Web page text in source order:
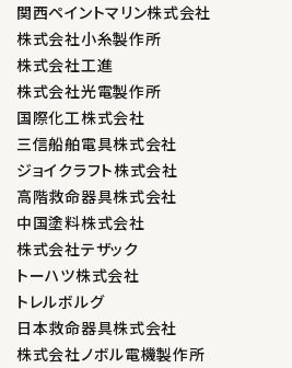
関西ペイントマリン株式会社
株式会社小糸製作所
株式会社工進
株式会社光電製作所
国際化工株式会社
三信船舶電具株式会社
ジョイクラフト株式会社
高階救命器具株式会社
中国塗料株式会社
株式会社テザック
トーハツ株式会社
トレルボルグ
日本救命器具株式会社
株式会社ノボル電機製作所